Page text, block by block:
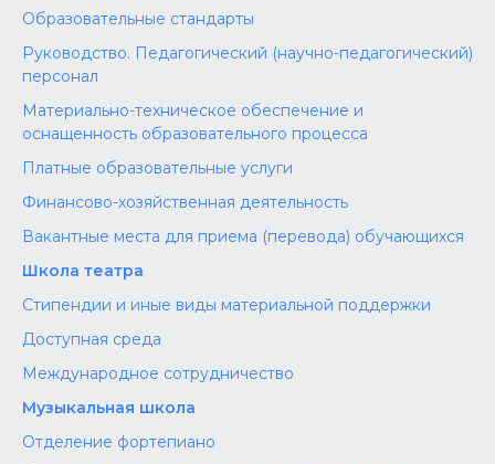
Образовательные стандарты
Руководство. Педагогический (научно-педагогический)
персонал
Материально-техническое обеспечение и
оснащенность образовательного процесса
Платные образовательные услуги
Финансово-хозяйственная деятельность
Вакантные места для приема (перевода) обучающихся
Школа театра
Стипендии и иные виды материальной поддержки
Доступная среда
Международное сотрудничество
Музыкальная школа
Отделение фортепиано